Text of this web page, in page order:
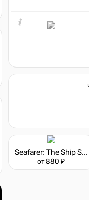
Seafarer: The Ship Sim
от 880 ₽